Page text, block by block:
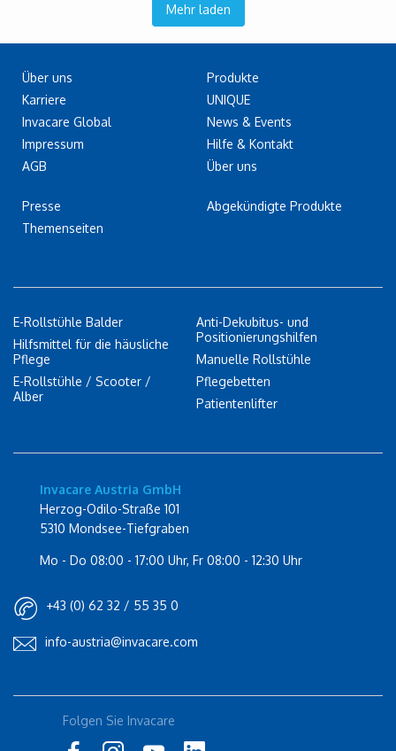
Mehr laden
Über uns
Karriere
Invacare Global
Impressum
AGB
Presse
Themenseiten
Produkte
UNIQUE
News & Events
Hilfe & Kontakt
Über uns
Abgekündigte Produkte
E-Rollstühle Balder
Hilfsmittel für die häusliche
Pflege
E-Rollstühle / Scooter /
Alber
Anti-Dekubitus- und
Positionierungshilfen
Manuelle Rollstühle
Pflegebetten
Patientenlifter
Invacare Austria GmbH
Herzog-Odilo-Straße 101
5310 Mondsee-Tiefgraben
Mo - Do 08:00 - 17:00 Uhr, Fr 08:00 - 12:30 Uhr
+43 (0) 62 32 / 55 35 0
info-austria@invacare.com
Folgen Sie Invacare
Rolli-Community
Instagram